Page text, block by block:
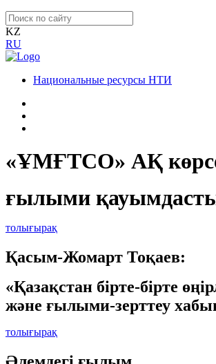
KZ
RU
Национальные ресурсы НТИ
«ҰМҒТСО» АҚ
ғылыми
толығырақ
Қасым-Жомарт Тоқаев:
«Қазақстан бірте-бірте
және ғылыми-зерттеу
толығырақ